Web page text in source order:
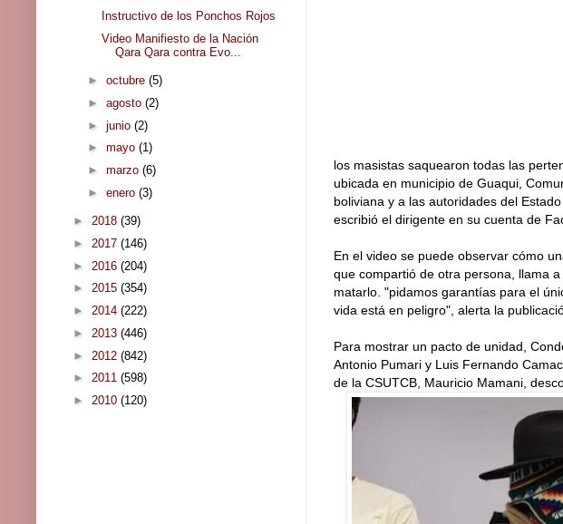
los masistas saquearon todas las
ubicada en municipio de Guaqui,
boliviana y a las autoridades del
escribió el dirigente en su cuenta de
En el video se puede observar cómo
que compartió de otra persona, llama
matarlo. "pidamos garantías para el
vida está en peligro", alerta la
Para mostrar un pacto de unidad,
Antonio Pumari y Luis Fernando
de la CSUTCB, Mauricio Mamani,
Instructivo de los Ponchos Rojos
Video Manifiesto de la Nación
Qara Qara contra Evo...
► octubre (5)
► agosto (2)
► junio (2)
► mayo (1)
► marzo (6)
► enero (3)
► 2018 (39)
► 2017 (146)
► 2016 (204)
► 2015 (354)
► 2014 (222)
► 2013 (446)
► 2012 (842)
► 2011 (598)
► 2010 (120)